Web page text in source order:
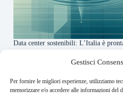
Gestisci
Per fornire le migliori esperienze, utilizziamo
memorizzare e/o accedere alle informazioni del
Data center sostenibili: L’Italia è
About this website